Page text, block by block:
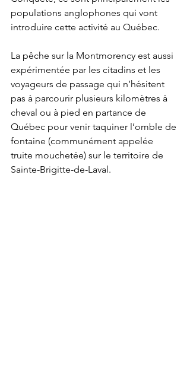
populations anglophones qui vont
introduire cette activité au Québec.
La pêche sur la Montmorency est aussi
expérimentée par les citadins et les
voyageurs de passage qui n’hésitent
pas à parcourir plusieurs kilomètres à
cheval ou à pied en partance de
Québec pour venir taquiner l’omble de
fontaine (communément appelée
truite mouchetée) sur le territoire de
Sainte-Brigitte-de-Laval.